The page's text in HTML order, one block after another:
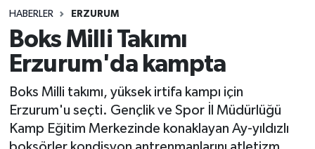
HABERLER ERZURUM
Boks Milli Takımı
Erzurum'da kampta
Boks Milli takımı, yüksek irtifa kampı için
Erzurum'u seçti. Gençlik ve Spor İl Müdürlüğü
Kamp Eğitim Merkezinde konaklayan Ay-yıldızlı
Son Dakika Haberleri
Haber Arşivi